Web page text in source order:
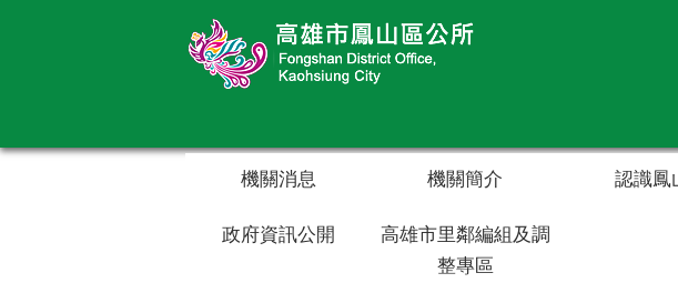
機關消息 機關簡介 認識鳳
政府資訊公開
高雄市里鄰編組及調
整專區